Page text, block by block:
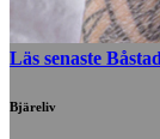
Läs senaste
Bjäreliv